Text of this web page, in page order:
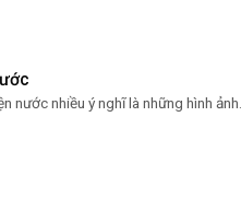
nước nhiều ý nghĩ là những hình ảnh...